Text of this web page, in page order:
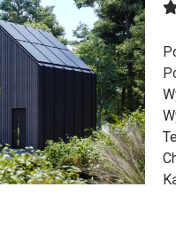
Freelance - architekt
Galeria Miast Dawnych
Filmy
Katalog
Firmy